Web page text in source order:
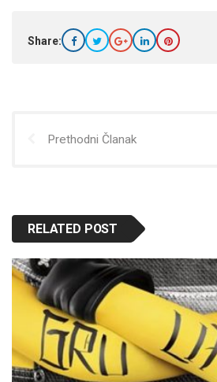
Share:
Prethodni Članak
RELATED POST